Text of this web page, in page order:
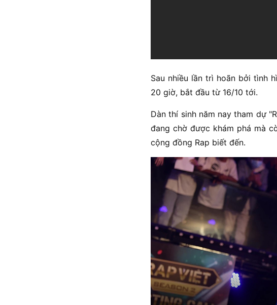
Sau nhiều lần trì hoãn bởi tình
20 giờ, bắt đầu từ 16/10 tới.
Dàn thí sinh năm nay tham dự
đang chờ được khám phá mà
cộng đồng Rap biết đến.